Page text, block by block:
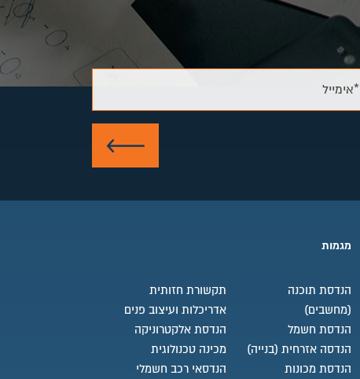
*אימייל
שלח
מגמות
הנדסת תוכנה
(מחשבים)
הנדסת חשמל
הנדסה אזרחית (בנייה)
הנדסת מכונות
תקשורת חזותית
אדריכלות ועיצוב פנים
הנדסת אלקטרוניקה
מכינה טכנולוגית
הנדסאי רכב חשמלי